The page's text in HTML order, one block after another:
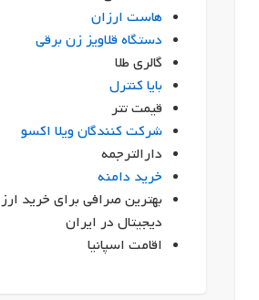
هاست ارزان
دستگاه قلاویز زن برقی
گالری طلا
بایا کنترل
قیمت تتر
شرکت کنندگان ویلا اکسو
دارالترجمه
خرید دامنه
بهترین صرافی برای خرید ارز
دیجیتال در ایران
اقامت اسپانیا